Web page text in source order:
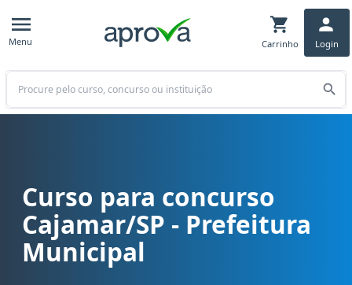
Menu Carrinho Login
Buscar
Curso para concurso Cajamar/SP - Prefeitura Municipal cargo
Curso para concurso
Cajamar/SP - Prefeitura
Municipal